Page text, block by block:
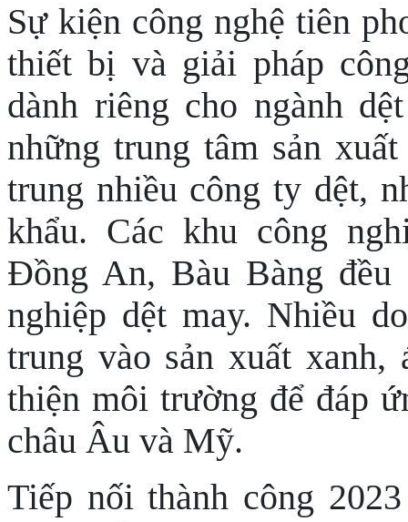
Sự kiện công nghệ tiên
thiết bị và giải pháp
dành riêng cho ngành
những trung tâm sản
trung nhiều công ty dệt,
khẩu. Các khu công
Đồng An, Bàu Bàng đều
nghiệp dệt may. Nhiều
trung vào sản xuất xanh,
thiện môi trường để đáp
châu Âu và Mỹ.
Tiếp nối thành công